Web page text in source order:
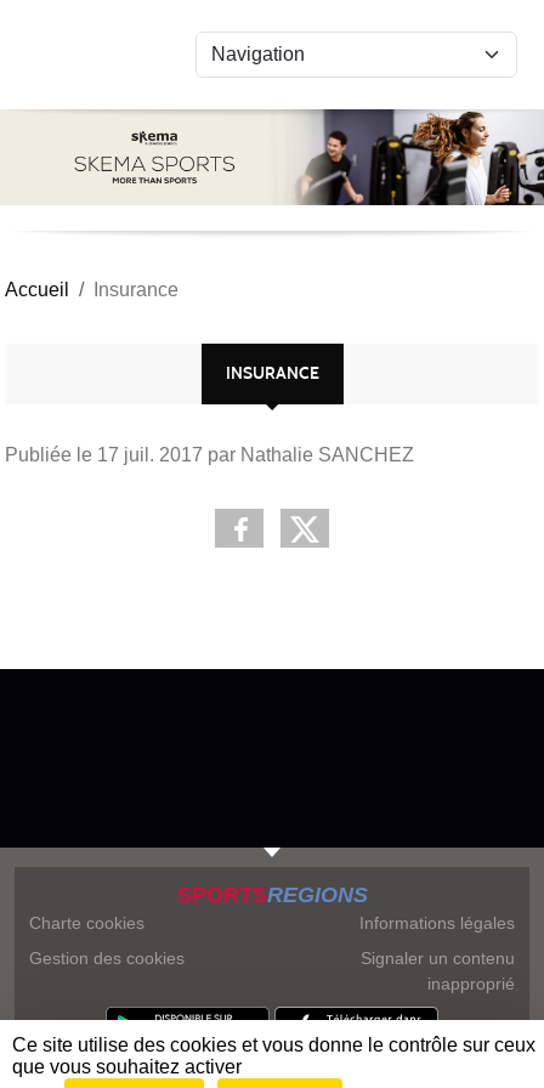
Accueil Insurance
INSURANCE
Publiée le 17 juil. 2017 par Nathalie SANCHEZ
SPORTSREGIONS
Charte cookies
Gestion des cookies
Informations légales
Signaler un contenu
inapproprié
Ce site utilise des cookies et vous donne le contrôle sur ceux
que vous souhaitez activer